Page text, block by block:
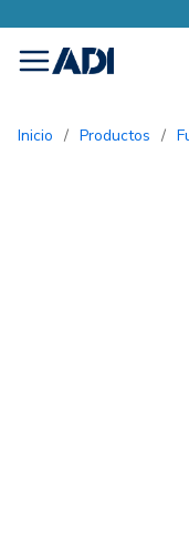
menu
Inicio / Productos /